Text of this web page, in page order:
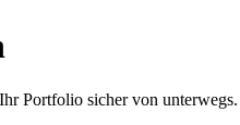
Portfolio sicher von